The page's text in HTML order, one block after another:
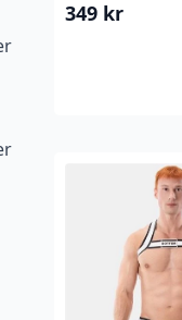
349 kr